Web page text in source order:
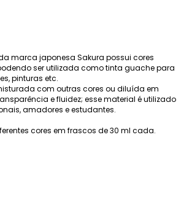
marca japonesa Sakura possui cores
ser utilizada como tinta guache para
pinturas etc.
com outras cores ou diluída em
e fluidez; esse material é utilizado
amadores e estudantes.
cores em frascos de 30 ml cada.